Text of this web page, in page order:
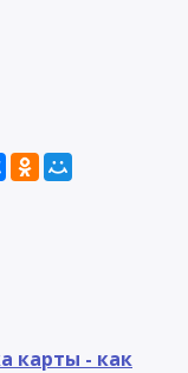
карты - как